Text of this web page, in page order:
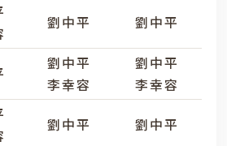
劉中平
劉中平
李幸容
劉中平
劉中平
劉中平
李幸容
劉中平